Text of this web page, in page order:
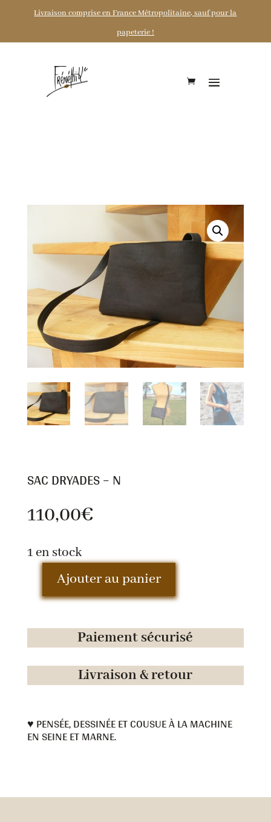
Livraison comprise en France Métropolitaine, sauf pour la
papeterie !
SAC DRYADES – N
110,00€
1 en stock
quantité
Sac
Dryades
-
N
Ajouter au panier
Paiement sécurisé
Livraison & retour
♥ PENSÉE, DESSINÉE ET COUSUE À LA MACHINE
EN SEINE ET MARNE.